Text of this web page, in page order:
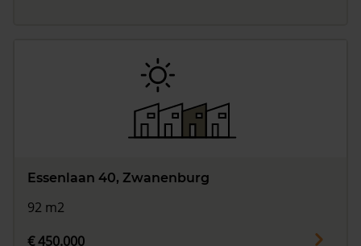
Essenlaan 40, Zwanenburg
92 m2
€ 450.000